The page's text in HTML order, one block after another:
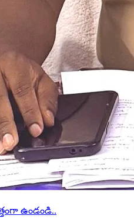
ఉండండి..